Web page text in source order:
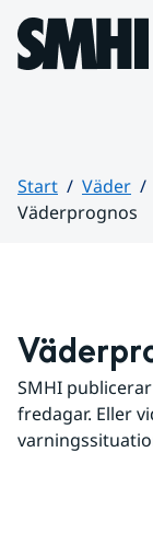
Hoppa till sidans
Start Väder
Väderprognos
SMHI
fredagar. Eller